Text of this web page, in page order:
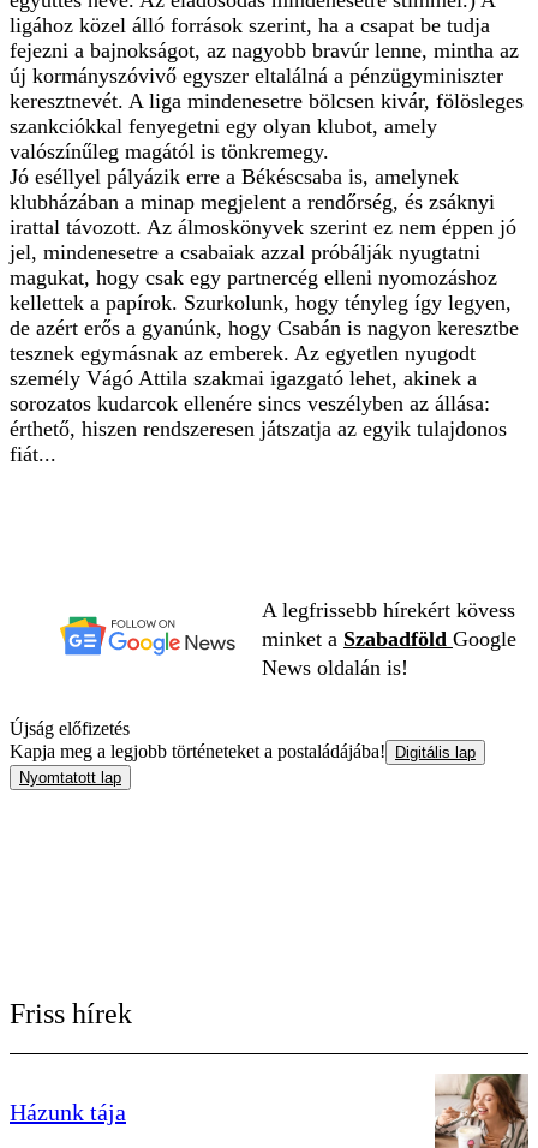
ligához közel álló források szerint, ha a csapat be tudja
fejezni a bajnokságot, az nagyobb bravúr lenne, mintha az
új kormányszóvivő egyszer eltalálná a pénzügyminiszter
keresztnevét. A liga mindenesetre bölcsen kivár, fölösleges
szankciókkal fenyegetni egy olyan klubot, amely
valószínűleg magától is tönkremegy.
Jó eséllyel pályázik erre a Békéscsaba is, amelynek
klubházában a minap megjelent a rendőrség, és zsáknyi
irattal távozott. Az álmoskönyvek szerint ez nem éppen jó
jel, mindenesetre a csabaiak azzal próbálják nyugtatni
magukat, hogy csak egy partnercég elleni nyomozáshoz
kellettek a papírok. Szurkolunk, hogy tényleg így legyen,
de azért erős a gyanúnk, hogy Csabán is nagyon keresztbe
tesznek egymásnak az emberek. Az egyetlen nyugodt
személy Vágó Attila szakmai igazgató lehet, akinek a
sorozatos kudarcok ellenére sincs veszélyben az állása:
érthető, hiszen rendszeresen játszatja az egyik tulajdonos
fiát...
A legfrissebb hírekért kövess
minket a Szabadföld Google
News oldalán is!
Újság előfizetés
Kapja meg a legjobb történeteket a postaládájába!
Digitális lap
Nyomtatott lap
Friss hírek
Házunk tája